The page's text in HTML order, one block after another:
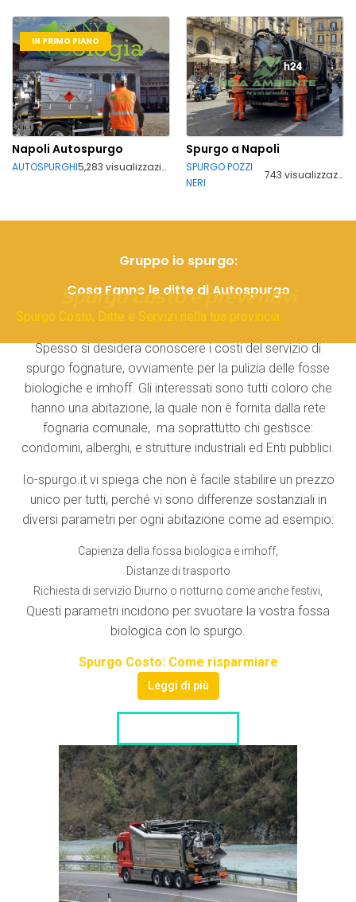
IN PRIMO PIANO
Napoli Autospurgo
AUTOSPURGHI 5,283 visualizzazioni
Spurgo a Napoli
SPURGO POZZI
NERI
743 visualizzazioni
Gruppo io spurgo:
Cosa Fanno le ditte di Autospurgo
Spurgo Costo e preventivi
Spurgo Costo, Ditte e Servizi nella tua provincia.
Spesso si desidera conoscere i costi del servizio di
spurgo fognature, ovviamente per la pulizia delle fosse
biologiche e imhoff. Gli interessati sono tutti coloro che
hanno una abitazione, la quale non è fornita dalla rete
fognaria comunale, ma soprattutto chi gestisce:
condomini, alberghi, e strutture industriali ed Enti pubblici.
Io-spurgo.it vi spiega che non è facile stabilire un prezzo
unico per tutti, perché vi sono differenze sostanziali in
diversi parametri per ogni abitazione come ad esempio:
Capienza della fossa biologica e imhoff,
Distanze di trasporto
Richiesta di servizio Diurno o notturno come anche festivi,
Questi parametri incidono per svuotare la vostra fossa
biologica con lo spurgo.
Spurgo Costo: Come risparmiare
Leggi di più